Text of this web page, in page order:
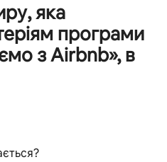
яка
програми
з Airbnb», в